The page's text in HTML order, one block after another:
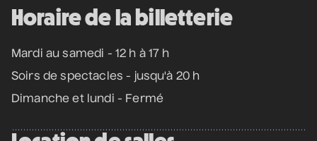
Horaire de la billetterie
Mardi au samedi - 12 h à 17 h
Soirs de spectacles - jusqu'à 20 h
Dimanche et lundi - Fermé